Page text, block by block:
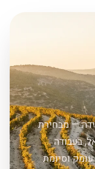
— מבחירת
בעבודה
וסיומת